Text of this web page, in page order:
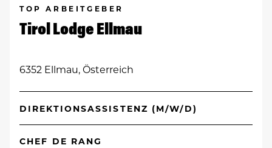
TOP ARBEITGEBER
Tirol Lodge Ellmau
6352 Ellmau, Österreich
DIREKTIONSASSISTENZ (M/W/D)
CHEF DE RANG